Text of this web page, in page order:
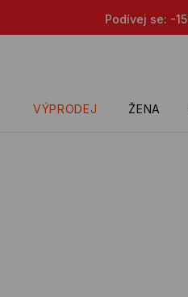
Podívej se: -15% na zlevněné
VÝPRODEJ ŽENA